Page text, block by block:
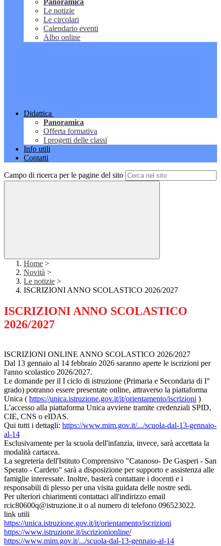
Panoramica
Le notizie
Le circolari
Calendario eventi
Albo online
Didattica
Panoramica
Offerta formativa
I progetti delle classi
Info utili
Contatti
Campo di ricerca per le pagine del sito
Home >
Novità >
Le notizie >
ISCRIZIONI ANNO SCOLASTICO 2026/2027
ISCRIZIONI ANNO SCOLASTICO
2026/2027
ISCRIZIONI ONLINE ANNO SCOLASTICO 2026/2027
Dal 13 gennaio al 14 febbraio 2026 saranno aperte le iscrizioni per
l'anno scolastico 2026/2027.
Le domande per il I ciclo di istruzione (Primaria e Secondaria di I°
grado) potranno essere presentate online, attraverso la piattaforma
Unica ( https://unica.istruzione.gov.it/it/orientamento/iscrizioni )
L’accesso alla piattaforma Unica avviene tramite credenziali SPID,
CIE, CNS o eIDAS.
Qui tutti i dettagli: https://www.mim.gov.it/.../scuola-dal-13-gennaio-
al-14
Esclusivamente per la scuola dell'infanzia, invece, sarà accettata la
modalità cartacea.
La segreteria dell'Istituto Comprensivo "Catanoso- De Gasperi - San
Sperato - Cardeto" sarà a disposizione per supporto e assistenza alle
famiglie interessate. Inoltre, basterà contattare i docenti e i
responsabili di plesso per una visita guidata delle nostre sedi.
Per ulteriori chiarimenti contattaci all'indirizzo email
rcic80600q@istruzione.it o al numero di telefono 096523022.
link utili
https://unica.istruzione.gov.it/it/orientamento/iscrizioni
https://www.istruzione.it/iscrizionionline/
https://www.mim.gov.it/.../scuola-dal-13-gennaio-al-14